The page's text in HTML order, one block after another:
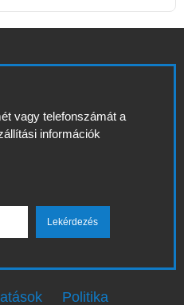
vagy telefonszámát a
információk
Politika